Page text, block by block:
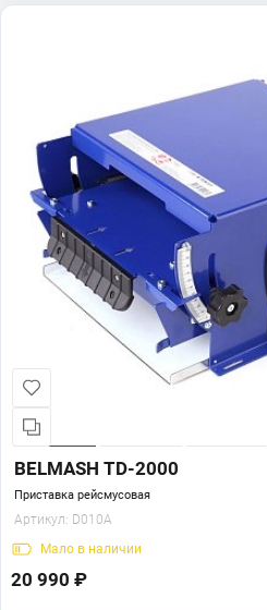
BELMASH TD-2000
Приставка рейсмусовая
Артикул: D010A
Мало в наличии
20 990 ₽